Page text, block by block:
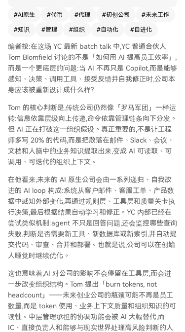
识提取并转化为AI可读、可调用的“组织上下文”。
系统通过传感器层（如客户邮件、产品数据）感知
外部变化，经过策略、工具和质量关卡自动决策与
执行，并根据结果反馈持续学习和修正。例如，YC
内部已有agent能自动监控查询失败、分析原因、
提交代码并部署修复，实现“在公司睡觉时持续优
化”。 这意味着公司瓶颈将从“员工数量”转向“tok
en消耗量”与“组织知识质量”。中层管理的协调功
能将被AI大幅替代，个人贡献者（IC）和直接负责
人的角色则更为关键。 创始人需推动组织全面对AI
可读：记录一切沟通与运营数据，并视其为核心资
产。在此基础上生成的软件可以是临时、可丢弃
的，真正重要的是持续积累和迭代的业务上下文与
技能集。 人类的作用将转向位于“公司大脑”的边
互。最终，公司的目标不再是构建静态团队，而是
打造一套能够自主学习和进化的智能系统。
#AI原生 #代币 #代理 #初创公司 #未来工作
#知识 #管理 #组织 #自动化 #自进化
编者按:在这场 YC 最新 batch talk 中,YC 普通合伙人
Tom Blomfield 讨论的不是「如何用 AI 提高员工效率」,
而是一个更底层的问题:当 AI 不再只是 Copilot,而是能够
感知、决策、调用工具、接受反馈并自我修正时,公司本
身应该被重新设计成什么样?
Tom 的核心判断是,传统公司仍然像「罗马军团」一样运
转:信息依靠层级向上传递,命令依靠管理链条向下分发。
但 AI 正在打破这一组织假设。真正重要的,不是让工程
师多写 20% 的代码,而是把散落在邮件、Slack、会议、
文档和人脑中的业务知识提取出来,变成 AI 可读取、可
调用、可迭代的组织上下文。
在他看来,未来的 AI 原生公司会由一系列递归、自我改
进的 AI loop 构成:系统从客户邮件、客服工单、产品数
据中感知外部变化,再通过规则层、工具层和质量关卡执
行决策,最后根据结果自动学习和修正。YC 内部已经在
尝试类似机制:agent 不只是回答问题,还会监控哪些查询
失败,判断是否需要新工具、新数据库或新索引,并自动提
交代码、审查、合并和部署。也就是说,公司可以在创始
人睡觉时继续优化。
这也意味着,AI 对公司的影响不会停留在工具层,而会进
一步改变组织结构。Tom 提出「burn tokens, not
headcount」——未来创业公司的瓶颈可能不再是员工
数量,而是 token 使用、业务上下文质量和组织知识的可
读性。中层管理承担的协调功能会被 AI 大幅替代,而
IC、直接负责人和能够与现实世界处理高风险判断的人